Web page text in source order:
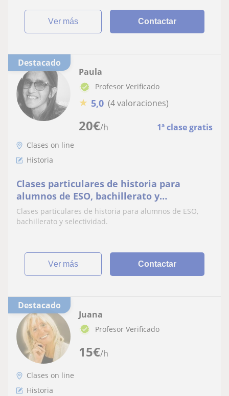
ver más Contactar
Destacado
20€/h 1ª clase gratis
Paula
Profesor Verificado
★ 5,0 (4 valoraciones)
Clases on line
Historia
Clases particulares de historia para
alumnos de ESO, bachillerato y
selectividad
Clases particulares de historia para alumnos de ESO,
bachillerato y selectividad.
ver más Contactar
Destacado
15€/h
Juana
Profesor Verificado
Clases on line
Historia